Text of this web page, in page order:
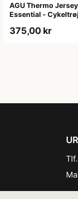
AGU Thermo Jersey
Essential -
XL
375,00 kr